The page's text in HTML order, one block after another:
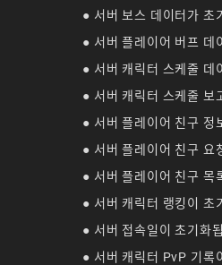
● 서버 보스 데이터가 초
● 서버 플레이어 버프 데
● 서버 캐릭터 스케줄 데
● 서버 캐릭터 스케줄 보
● 서버 플레이어 친구 정
● 서버 플레이어 친구 요
● 서버 플레이어 친구 목
● 서버 캐릭터 랭킹이 초
● 서버 접속일이 초기화
● 서버 캐릭터 PvP 기록